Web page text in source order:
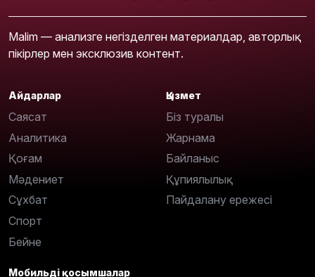
Malim — анализге негізделген материалдар, авторлық
пікірлер мен эксклюзив контент.
Айдарлар
Саясат
Аналитика
Қоғам
Мәдениет
Сұхбат
Спорт
Бейне
Қызмет
Біз туралы
Жарнама
Байланыс
Құпиялылық
Пайдалану ережесі
Мобильді қосымшалар